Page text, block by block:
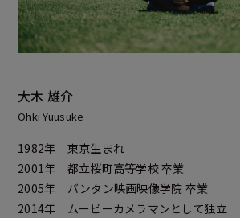
大木 雄介
Ohki Yuusuke
1982年 東京生まれ
2001年 都立桜町高等学校 卒業
2005年 バンタン映画映像学院 卒業
2014年 ムービーカメラマンとして独立